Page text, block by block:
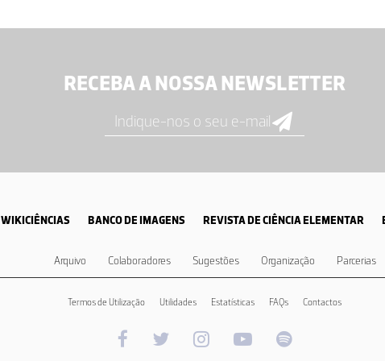
RECEBA A NOSSA NEWSLETTER
WIKICIÊNCIAS BANCO DE IMAGENS REVISTA DE CIÊNCIA ELEMENTAR
Arquivo Colaboradores Sugestões Organização Parcerias
Termos de Utilização Utilidades Estatísticas FAQs Contactos